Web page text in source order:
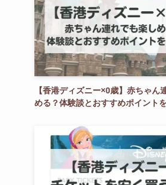
【香港ディズニー×0歳】赤ちゃん
める？体験談とおすすめポイント